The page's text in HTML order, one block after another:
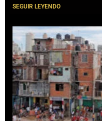
SEGUIR LEYENDO